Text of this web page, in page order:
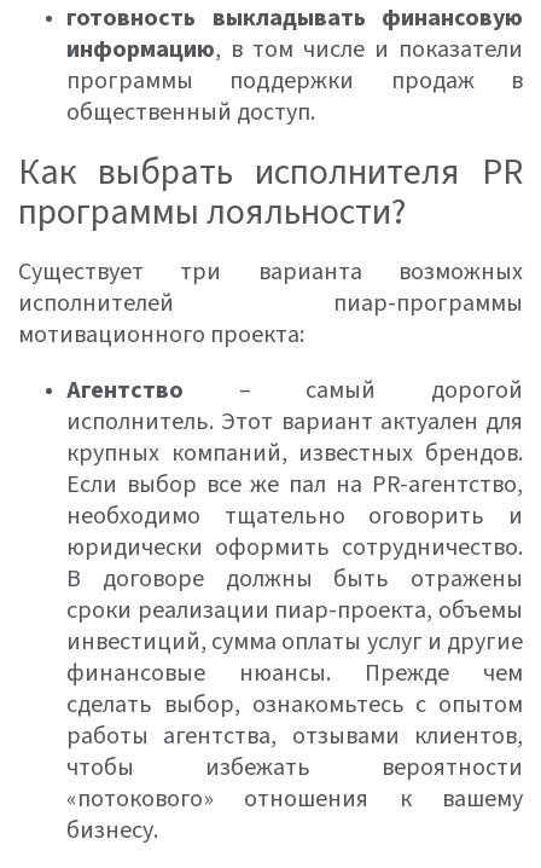
готовность выкладывать финансовую
информацию, в том числе и показатели
программы поддержки продаж в
общественный доступ.
Как выбрать исполнителя PR
программы лояльности?
Существует три варианта возможных
исполнителей пиар-программы
мотивационного проекта:
Агентство – самый дорогой
исполнитель. Этот вариант актуален для
крупных компаний, известных брендов.
Если выбор все же пал на PR-агентство,
необходимо тщательно оговорить и
юридически оформить сотрудничество.
В договоре должны быть отражены
сроки реализации пиар-проекта, объемы
инвестиций, сумма оплаты услуг и другие
финансовые нюансы. Прежде чем
сделать выбор, ознакомьтесь с опытом
работы агентства, отзывами клиентов,
чтобы избежать вероятности
«потокового» отношения к вашему
бизнесу.